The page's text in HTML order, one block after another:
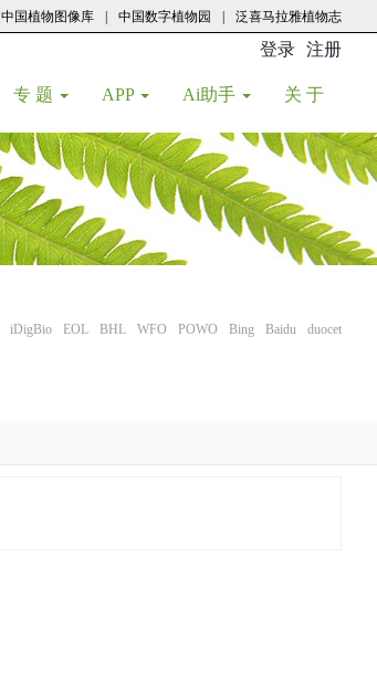
中国植物图像库 中国数字植物园 泛喜马拉雅植物志
登录 注册
专 题 APP Ai助手 关 于
iDigBio EOL BHL WFO POWO Bing Baidu duocet